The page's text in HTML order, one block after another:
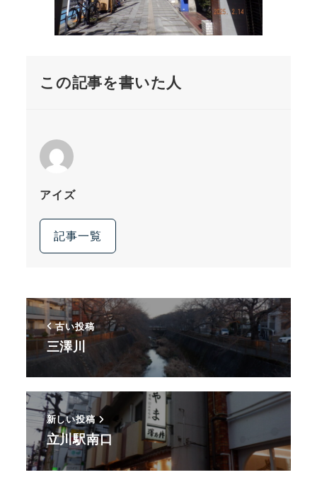
この記事を書いた人
アイズ
記事一覧
古い投稿
三澤川
新しい投稿
立川駅南口